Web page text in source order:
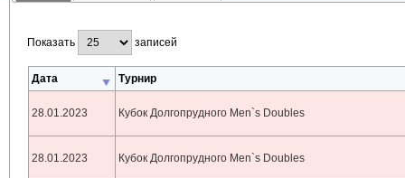
Показать записей
Дата Турнир
28.01.2023 Кубок Долгопрудного Men`s Doubles
28.01.2023 Кубок Долгопрудного Men`s Doubles